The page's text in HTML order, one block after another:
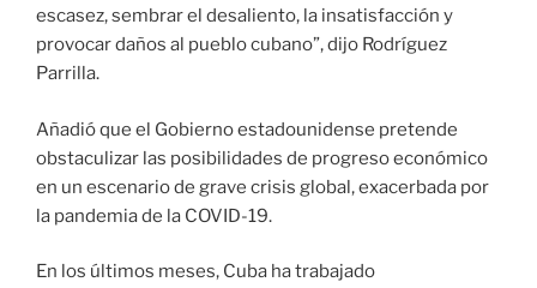
escasez, sembrar el desaliento, la insatisfacción y
provocar daños al pueblo cubano”, dijo Rodríguez
Parrilla.
Añadió que el Gobierno estadounidense pretende
obstaculizar las posibilidades de progreso económico
en un escenario de grave crisis global, exacerbada por
la pandemia de la COVID-19.
En los últimos meses, Cuba ha trabajado